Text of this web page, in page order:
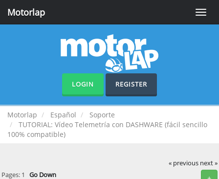
Toggle
Motorlap
LOGIN REGISTER
Motorlap Español
Soporte
TUTORIAL: Vídeo Telemetría con DASHWARE (fácil sencillo
100% compatible)
« previous next »
Pages: 1 Go Down